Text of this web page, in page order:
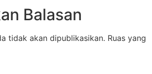
Balasan
tidak akan dipublikasikan. Ruas yang